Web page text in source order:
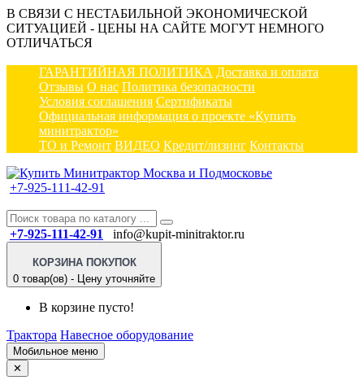
В СВЯЗИ С НЕСТАБИЛЬНОЙ ЭКОНОМИЧЕСКОЙ
СИТУАЦИЕЙ - ЦЕНЫ НА САЙТЕ МОГУТ НЕМНОГО
ОТЛИЧАТЬСЯ
ГАРАНТИЙНАЯ ПОЛИТИКА Доставка и оплата
Отзывы О нас Политика безопасности
Условия соглашения Сертификаты
Официальная информация о проекте «Купить
минитрактор»
ТО и Ремонт ВИДЕО Кредит/лизинг Контакты
+7-925-111-42-91
+7-925-111-42-91 info@kupit-minitraktor.ru
КОРЗИНА ПОКУПОК
0 товар(ов) - Цену уточняйте
В корзине пусто!
Трактора Навесное оборудование
Мобильное меню
✕